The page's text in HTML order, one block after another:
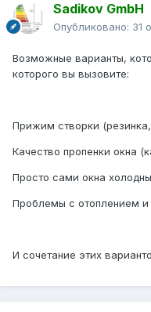
Sadikov GmbH
Опубликовано: 31
Возможные варианты,
которого вы вызовите:
Прижим створки (резинка,
Качество пропенки окна
Просто сами окна
Проблемы с отоплением и
И сочетание этих